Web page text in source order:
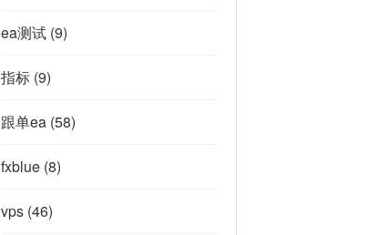
ea测试(9)
指标(9)
跟单ea(58)
fxblue(8)
vps(46)